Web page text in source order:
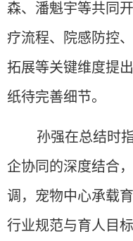
森、潘魁宇等共同
疗流程、院感防控
拓展等关键维度提
纸待完善细节。
孙强在总结时
企协同的深度结合
调，宠物中心承载
行业规范与育人目标